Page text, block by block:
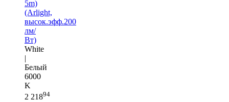
5m)
(Arlight,
высок.эфф.200
лм/
Вт)
White
|
Белый
6000
K
2 21894